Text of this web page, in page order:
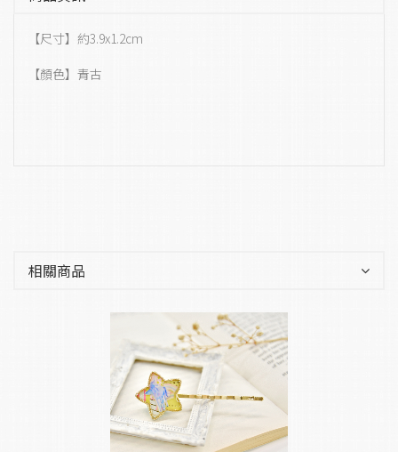
【尺寸】約3.9x1.2cm
【顏色】青古
相關商品